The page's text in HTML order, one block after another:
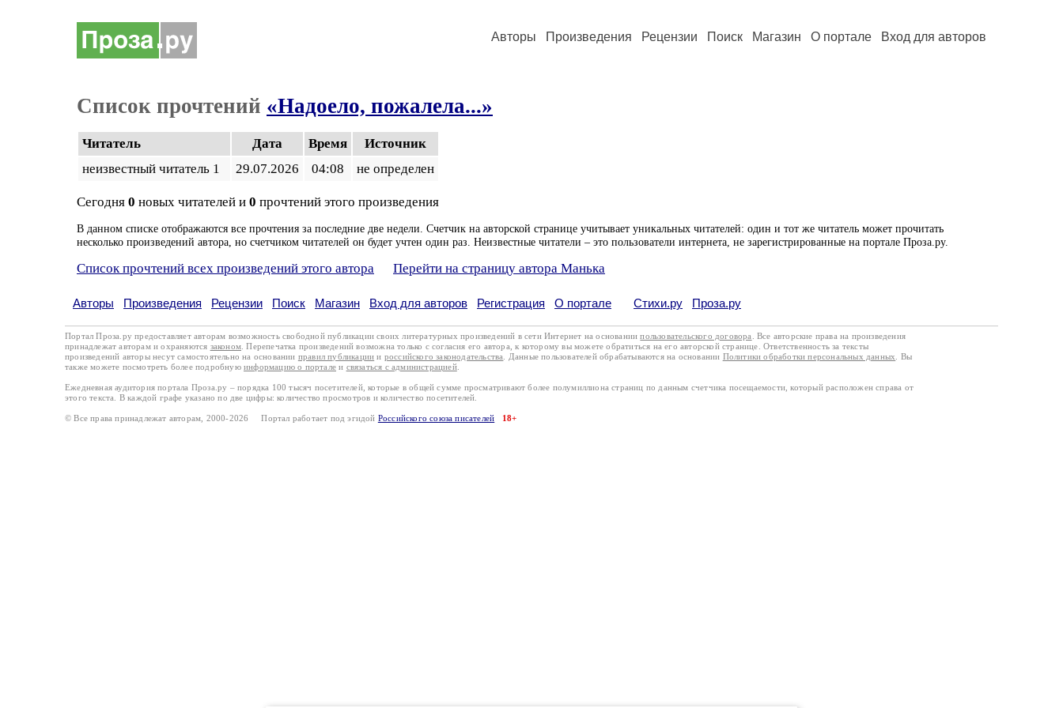
Авторы Произведения Рецензии Поиск Магазин О портале Вход для авторов
Список прочтений «Надоело, пожалела...»
Читатель Дата Время
Источник
неизвестный читатель 1
29.07.2026 04:08 не определен
Сегодня 0 новых читателей и 0 прочтений этого произведения
В данном списке отображаются все прочтения за последние две недели. Счетчик на авторской странице учитывает уникальных читателей: один и тот же читатель может прочитать
несколько произведений автора, но счетчиком читателей он будет учтен один раз. Неизвестные читатели – это пользователи интернета, не зарегистрированные на портале Проза.ру.
Список прочтений всех произведений этого автора Перейти на страницу автора Манька
Авторы Произведения Рецензии Поиск Магазин Вход для авторов Регистрация О портале Стихи.ру Проза.ру
Портал Проза.ру предоставляет авторам возможность свободной публикации своих литературных произведений в сети Интернет на основаниипользовательского договора
. Все авторские права на произведения
принадлежат авторам и охраняются законом . Перепечатка произведений возможна только с согласия его автора, к которому вы можете обратиться на его авторской странице. Ответственность за тексты
произведений авторы несут самостоятельно на основании правил публикации и российского законодательства . Данные пользователей обрабатываются на основании Политики обработки персональных данных
. Вы
также можете посмотреть более подробную информацию о портале и связаться с администрацией.
Ежедневная аудитория портала Проза.ру – порядка 100 тысяч посетителей, которые в общей сумме просматривают более полумиллиона страниц по данным счетчика посещаемости, который расположен справа от
этого текста. В каждой графе указано по две цифры: количество просмотров и количество посетителей.
© Все права принадлежат авторам, 2000-2026 Портал работает под эгидой Российского союза писателей 18+